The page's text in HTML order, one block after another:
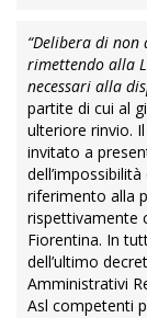
“Delibera di non
rimettendo alla
necessari alla
partite di cui al
ulteriore rinvio.
invitato a
riferimento alla
rispettivamente
Fiorentina. In
dell’ultimo
Amministrativi
Asl competenti